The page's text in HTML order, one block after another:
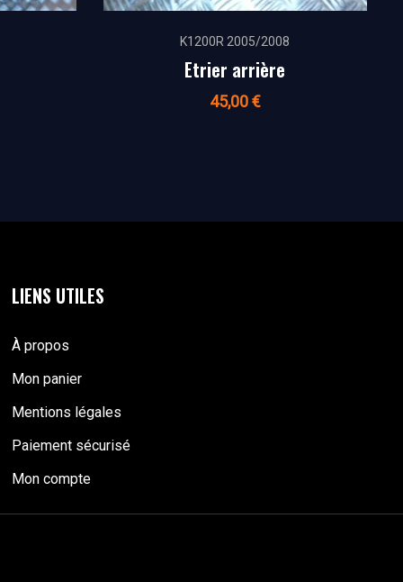
K1200R 2005/2008
Etrier arrière
45,00€
LIENS UTILES
À propos
Mon panier
Mentions légales
Paiement sécurisé
Mon compte